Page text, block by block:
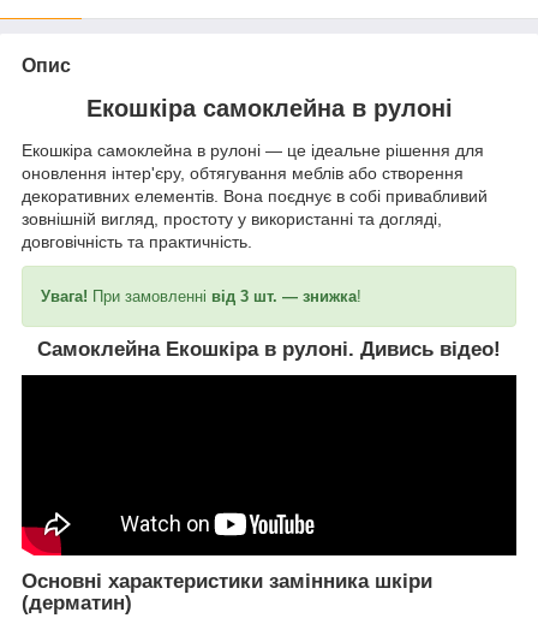
Опис
Екошкіра самоклейна в рулоні
Екошкіра самоклейна в рулоні ― це ідеальне рішення для
оновлення інтер'єру, обтягування меблів або створення
декоративних елементів. Вона поєднує в собі привабливий
зовнішній вигляд, простоту у використанні та догляді,
довговічність та практичність.
Увага! При замовленні від 3 шт. ― знижка!
Самоклейна Екошкіра в рулоні. Дивись відео!
Основні характеристики замінника шкіри
(дерматин)